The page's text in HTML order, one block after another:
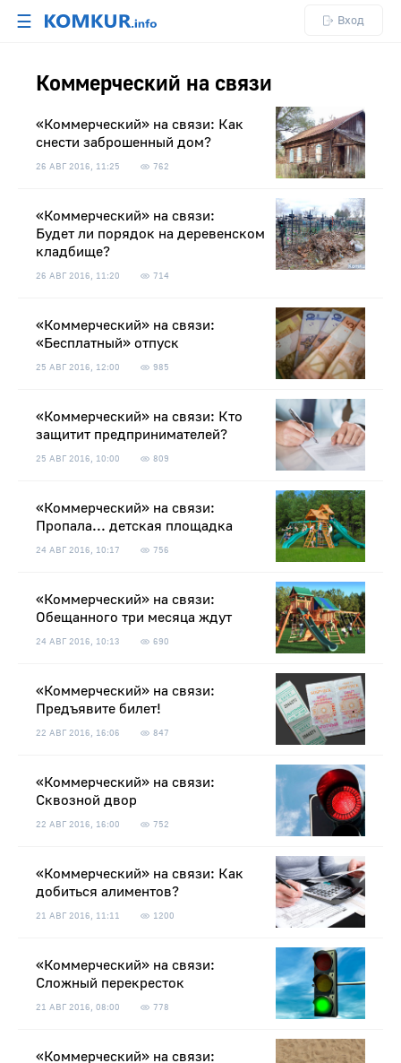
☰ Вход
Коммерческий на связи
«Коммерческий» на связи: Как
снести заброшенный дом?
26 АВГ 2016, 11:25 762
«Коммерческий» на связи:
Будет ли порядок на деревенском
кладбище?
26 АВГ 2016, 11:20 714
«Коммерческий» на связи:
«Бесплатный» отпуск
25 АВГ 2016, 12:00 985
«Коммерческий» на связи: Кто
защитит предпринимателей?
25 АВГ 2016, 10:00 809
«Коммерческий» на связи:
Пропала... детская площадка
24 АВГ 2016, 10:17 756
«Коммерческий» на связи:
Обещанного три месяца ждут
24 АВГ 2016, 10:13 690
«Коммерческий» на связи:
Предъявите билет!
22 АВГ 2016, 16:06 847
«Коммерческий» на связи:
Сквозной двор
22 АВГ 2016, 16:00 752
«Коммерческий» на связи: Как
добиться алиментов?
21 АВГ 2016, 11:11 1200
«Коммерческий» на связи:
Сложный перекресток
21 АВГ 2016, 08:00 778
«Коммерческий» на связи: